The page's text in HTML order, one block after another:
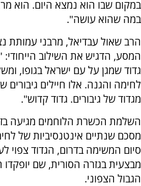
במקום שבו הוא נמצא היום. הוא
במה שהוא עושה".
הרב שאול עבדיאל, מרבני עמותת
המסע, הדגיש את השילוב הייחודי:
גדוד שמגן על עם ישראל בגופו,
לחימה והגנה. אלו חיילים גיבורים
מגדוד של גיבורים. גדוד קדוש".
השלמת הכשרת הלוחמים מגיעה
מסכם שנתיים אינטנסיביות של
סיום המשימה בדרום, הגדוד צפוי
מבצעית בגזרה הסורית, שם
הגבול הצפוני.